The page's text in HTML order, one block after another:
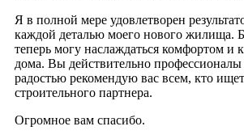
Я в полной мере удовлетворен
каждой деталью моего нового жилища.
теперь могу наслаждаться комфортом и
дома. Вы действительно профессионалы
радостью рекомендую вас всем, кто
строительного партнера.
Огромное вам спасибо.